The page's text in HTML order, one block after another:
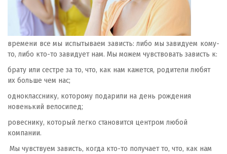
времени все мы испытываем зависть: либо мы завидуем кому-
то, либо кто-то завидует нам. Мы можем чувствовать зависть к:
брату или сестре за то, что, как нам кажется, родители любят
их больше чем нас;
однокласснику, которому подарили на день рождения
новенький велосипед;
ровеснику, который легко становится центром любой
компании.
Мы чувствуем зависть, когда кто-то получает то, что, как нам